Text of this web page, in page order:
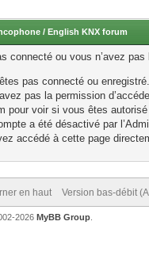
/ English KNX forum
connecté ou vous n’avez
pas connecté ou
pas la permission
pour voir si vous êtes
a été désactivé par
accédé à cette page
en haut Version bas-débit
2026 MyBB Group.